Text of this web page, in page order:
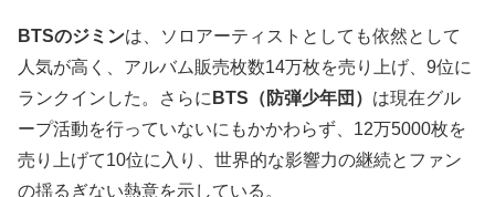
BTSのジミンは、ソロアーティストとしても依然として
人気が高く、アルバム販売枚数14万枚を売り上げ、9位に
ランクインした。さらに BTS（防弾少年団） は現在グル
ープ活動を行っていないにもかかわらず、12万5000枚を
売り上げて10位に入り、世界的な影響力の継続とファン
の揺るぎない熱意を示している。